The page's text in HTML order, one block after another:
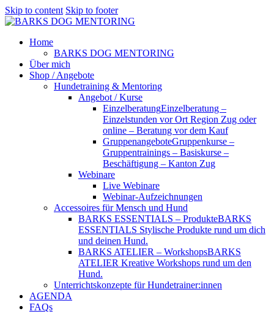
Skip to content Skip to footer
Home
BARKS DOG MENTORING
Über mich
Shop / Angebote
Hundetraining & Mentoring
Angebot / Kurse
EinzelberatungEinzelberatung –
Einzelstunden vor Ort Region Zug oder
online – Beratung vor dem Kauf
GruppenangeboteGruppenkurse –
Gruppentrainings – Basiskurse –
Beschäftigung – Kanton Zug
Webinare
Live Webinare
Webinar-Aufzeichnungen
Accessoires für Mensch und Hund
BARKS ESSENTIALS – ProdukteBARKS
ESSENTIALS Stylische Produkte rund um dich
und deinen Hund.
BARKS ATELIER – WorkshopsBARKS
ATELIER Kreative Workshops rund um den
Hund.
Unterrichtskonzepte für Hundetrainer:innen
AGENDA
FAQs